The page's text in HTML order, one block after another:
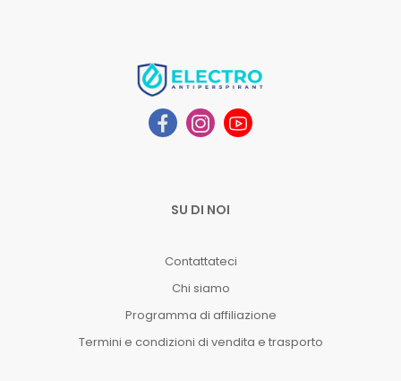
SU DI NOI
Contattateci
Chi siamo
Programma di affiliazione
Termini e condizioni di vendita e trasporto